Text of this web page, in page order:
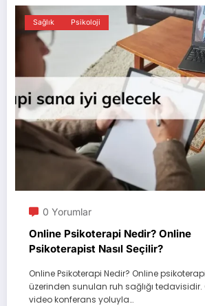
Sağlık Psikoloji
0 Yorumlar
Online Psikoterapi Nedir? Online
Psikoterapist Nasıl Seçilir?
Online Psikoterapi Nedir? Online
üzerinden sunulan ruh sağlığı tedavisidir.
video konferans yoluyla…